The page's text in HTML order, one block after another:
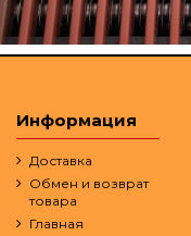
Информация
Доставка
Обмен и возврат
товара
Главная